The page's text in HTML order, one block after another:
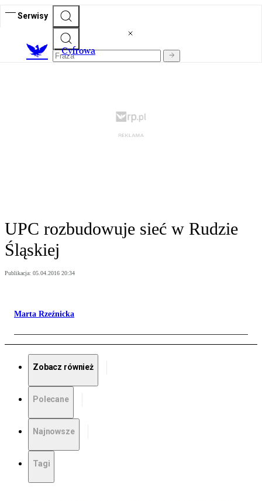
Serwisy
Cyfrowa
UPC rozbudowuje sieć w Rudzie
Śląskiej
Publikacja: 05.04.2016 20:34
Marta Rzeźnicka
Zobacz również
Polecane
Najnowsze
Tagi